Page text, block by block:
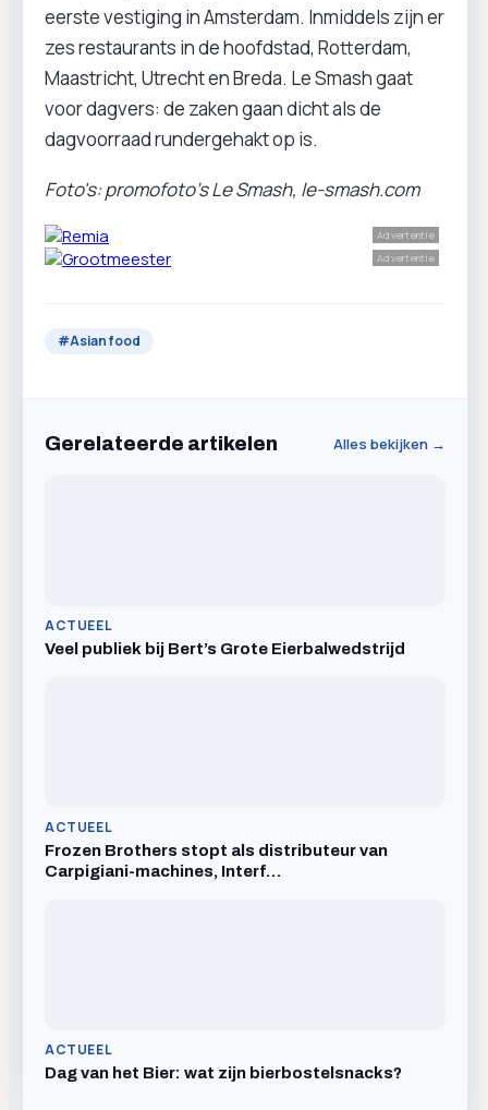
eerste vestiging in Amsterdam. Inmiddels zijn er
zes restaurants in de hoofdstad, Rotterdam,
Maastricht, Utrecht en Breda. Le Smash gaat
voor dagvers: de zaken gaan dicht als de
dagvoorraad rundergehakt op is.
Foto's: promofoto's Le Smash, le-smash.com
Advertentie
Advertentie
#Asian food
Gerelateerde artikelen Alles bekijken →
ACTUEEL
Veel publiek bij Bert’s Grote Eierbalwedstrijd
ACTUEEL
Frozen Brothers stopt als distributeur van
Carpigiani-machines, Interf…
ACTUEEL
Dag van het Bier: wat zijn bierbostelsnacks?